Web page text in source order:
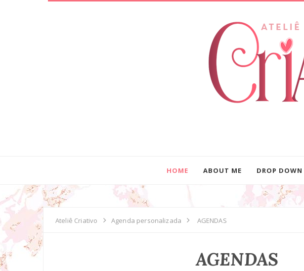
HOME ABOUT ME DROP DOWN
Ateliê Criativo Agenda personalizada AGENDAS
AGENDAS